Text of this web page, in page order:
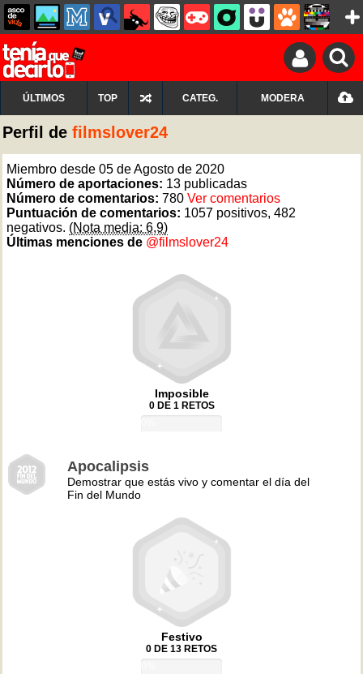
ÚLTIMOS TOP CATEG. MODERA
Perfil de filmslover24
Miembro desde 05 de Agosto de 2020
Número de aportaciones: 13 publicadas
Número de comentarios: 780 Ver comentarios
Puntuación de comentarios: 1057 positivos, 482
negativos. (Nota media: 6,9)
Últimas menciones de @filmslover24
Imposible
0 DE 1 RETOS
Apocalipsis
Demostrar que estás vivo y comentar el día del
Fin del Mundo
Festivo
0 DE 13 RETOS